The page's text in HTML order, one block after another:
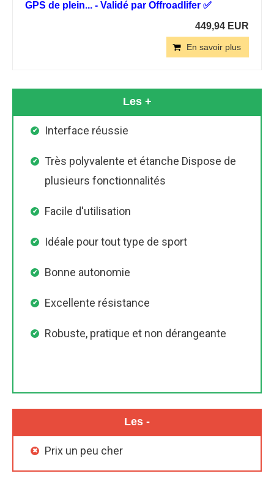
GPS de plein... - Validé par Offroadlifer ✅
449,94 EUR
En savoir plus
Les +
Interface réussie
Très polyvalente et étanche Dispose de
plusieurs fonctionnalités
Facile d'utilisation
Idéale pour tout type de sport
Bonne autonomie
Excellente résistance
Robuste, pratique et non dérangeante
Les -
Prix un peu cher